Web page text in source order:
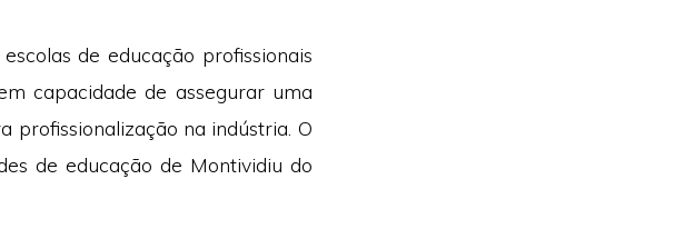
de educação profissionais
capacidade de assegurar uma
profissionalização na indústria. O
de educação de Montividiu do